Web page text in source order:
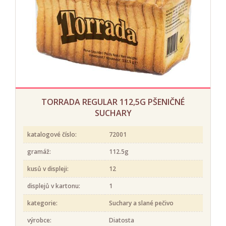
TORRADA REGULAR 112,5G PŠENIČNÉ
SUCHARY
katalogové číslo:
72001
gramáž:
112.5g
kusů v displeji:
12
displejů v kartonu:
1
kategorie:
Suchary a slané pečivo
výrobce:
Diatosta